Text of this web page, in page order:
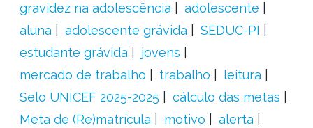
gravidez na adolescência
adolescente
aluna
adolescente grávida
SEDUC-PI
estudante grávida
jovens
mercado de trabalho
trabalho
leitura
Selo UNICEF 2025-2025
cálculo das metas
Meta de (Re)matrícula
motivo
alerta